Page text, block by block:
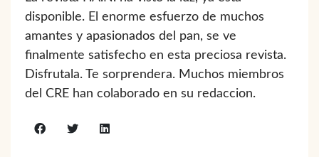
disponible. El enorme esfuerzo de muchos
amantes y apasionados del pan, se ve
finalmente satisfecho en esta preciosa revista.
Disfrutala. Te sorprendera. Muchos miembros
del CRE han colaborado en su redaccion.